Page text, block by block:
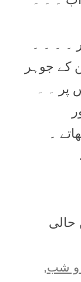
۔ ۔ ۔ ۔
کے جوہر
پر ۔ ۔
۔
و شب,